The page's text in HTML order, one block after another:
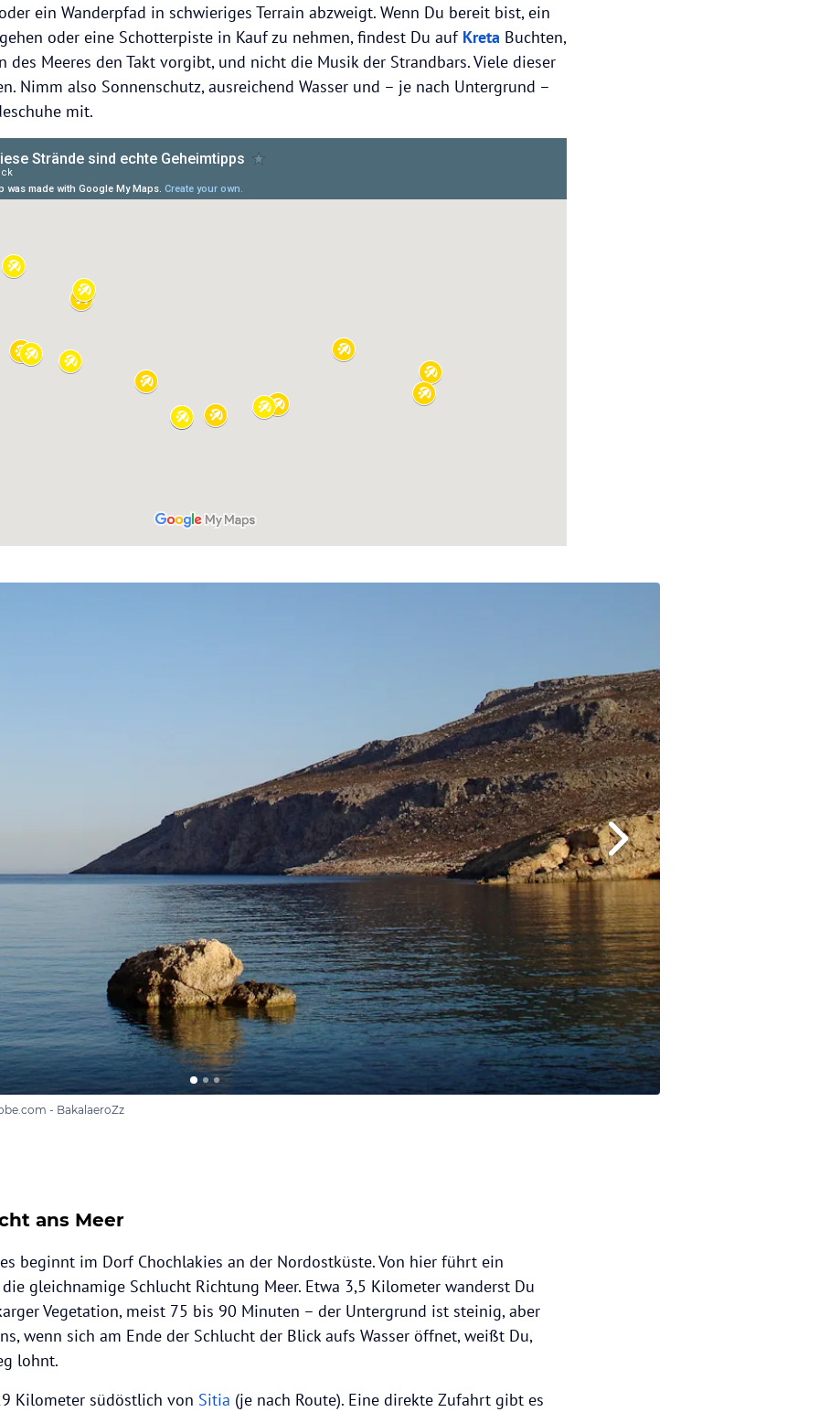
ein Wanderpfad in schwieriges Terrain abzweigt. Wenn Du bereit bist, ein
oder eine Schotterpiste in Kauf zu nehmen, findest Du auf Kreta Buchten,
des Meeres den Takt vorgibt, und nicht die Musik der Strandbars. Viele dieser
Nimm also Sonnenschutz, ausreichend Wasser und – je nach Untergrund –
mit.
- BakalaeroZz
ans Meer
beginnt im Dorf Chochlakies an der Nordostküste. Von hier führt ein
gleichnamige Schlucht Richtung Meer. Etwa 3,5 Kilometer wanderst Du
Vegetation, meist 75 bis 90 Minuten – der Untergrund ist steinig, aber
wenn sich am Ende der Schlucht der Blick aufs Wasser öffnet, weißt Du,
lohnt.
Kilometer südöstlich von Sitia (je nach Route). Eine direkte Zufahrt gibt es